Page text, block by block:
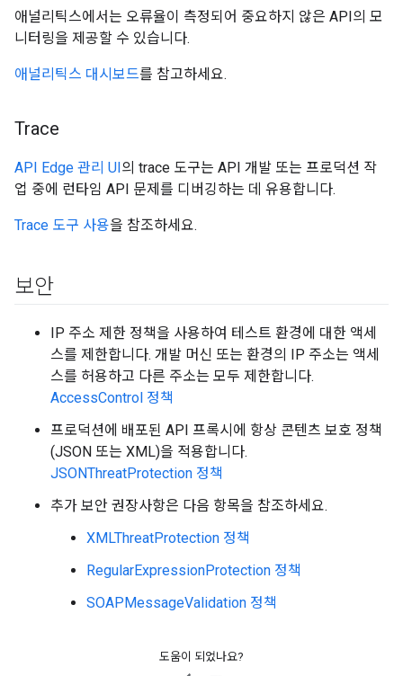
애널리틱스에서는 오류율이 측정되어 중요하지 않은 API의 모
니터링을 제공할 수 있습니다.
애널리틱스 대시보드를 참고하세요.
Trace
API Edge 관리 UI의 trace 도구는 API 개발 또는 프로덕션 작
업 중에 런타임 API 문제를 디버깅하는 데 유용합니다.
Trace 도구 사용을 참조하세요.
보안
IP 주소 제한 정책을 사용하여 테스트 환경에 대한 액세
스를 제한합니다. 개발 머신 또는 환경의 IP 주소는 액세
스를 허용하고 다른 주소는 모두 제한합니다.
AccessControl 정책
프로덕션에 배포된 API 프록시에 항상 콘텐츠 보호 정책
(JSON 또는 XML)을 적용합니다.
JSONThreatProtection 정책
추가 보안 권장사항은 다음 항목을 참조하세요.
XMLThreatProtection 정책
RegularExpressionProtection 정책
SOAPMessageValidation 정책
도움이 되었나요?